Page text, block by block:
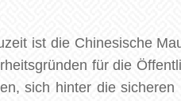
ist die Chinesische
für die
sich hinter die